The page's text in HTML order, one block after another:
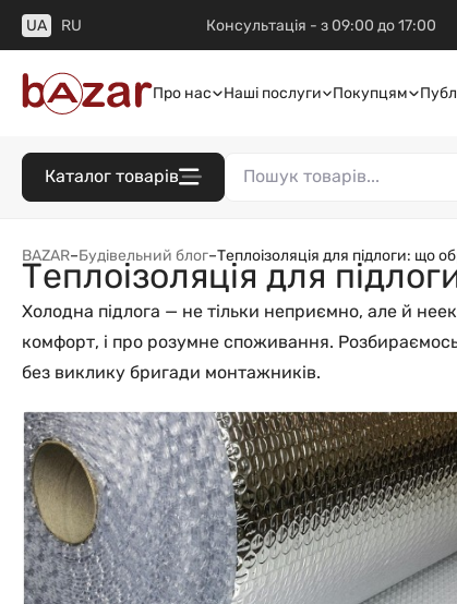
UA RU Консультація - з 09:00 до 17:00
Про нас Наші послуги Покупцям
Каталог товарів
BAZAR–Будівельний блог–Теплоізоляція для підлоги: що
Теплоізоляція для
Холодна підлога — не тільки неприємно, але й
комфорт, і про розумне споживання.
без виклику бригади монтажників.